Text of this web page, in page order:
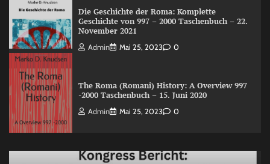
Die Geschichte der Roma: Komplette
Geschichte von 997 – 2000 Taschenbuch – 22.
November 2021
Admin Mai 25, 2023 0
The Roma (Romani) History: A Overview 997
-2000 Taschenbuch – 15. Juni 2020
Admin Mai 25, 2023 0